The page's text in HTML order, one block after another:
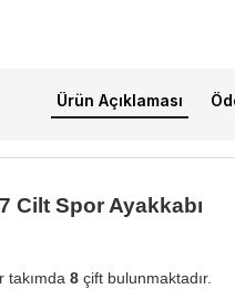
Ürün Açıklaması
Cilt Spor Ayakkabı
takımda 8 çift bulunmaktadır.